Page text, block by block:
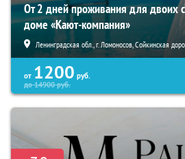
От 2 дней проживания для двоих
доме «Кают-компания»
Ленинградская обл., г. Ломоносов, Сойкинская
от 1200 руб.
до14900руб.